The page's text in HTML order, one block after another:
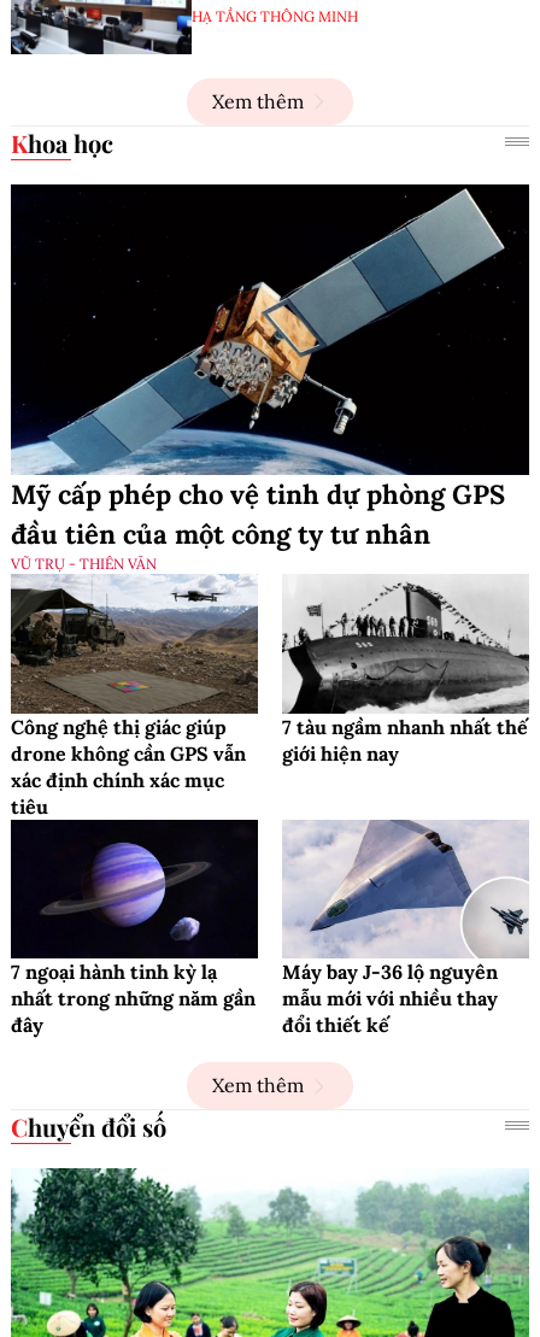
HẠ TẦNG THÔNG MINH
Xem thêm
Khoa học
Mỹ cấp phép cho vệ tinh dự phòng GPS
đầu tiên của một công ty tư nhân
VŨ TRỤ - THIÊN VĂN
Công nghệ thị giác giúp
drone không cần GPS vẫn
xác định chính xác mục
tiêu
7 tàu ngầm nhanh nhất thế
giới hiện nay
7 ngoại hành tinh kỳ lạ
nhất trong những năm gần
đây
Máy bay J-36 lộ nguyên
mẫu mới với nhiều thay
đổi thiết kế
Xem thêm
Chuyển đổi số